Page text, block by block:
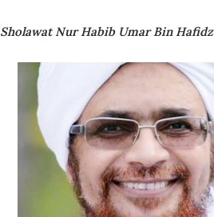
Sholawat Nur Habib Umar Bin Hafidz